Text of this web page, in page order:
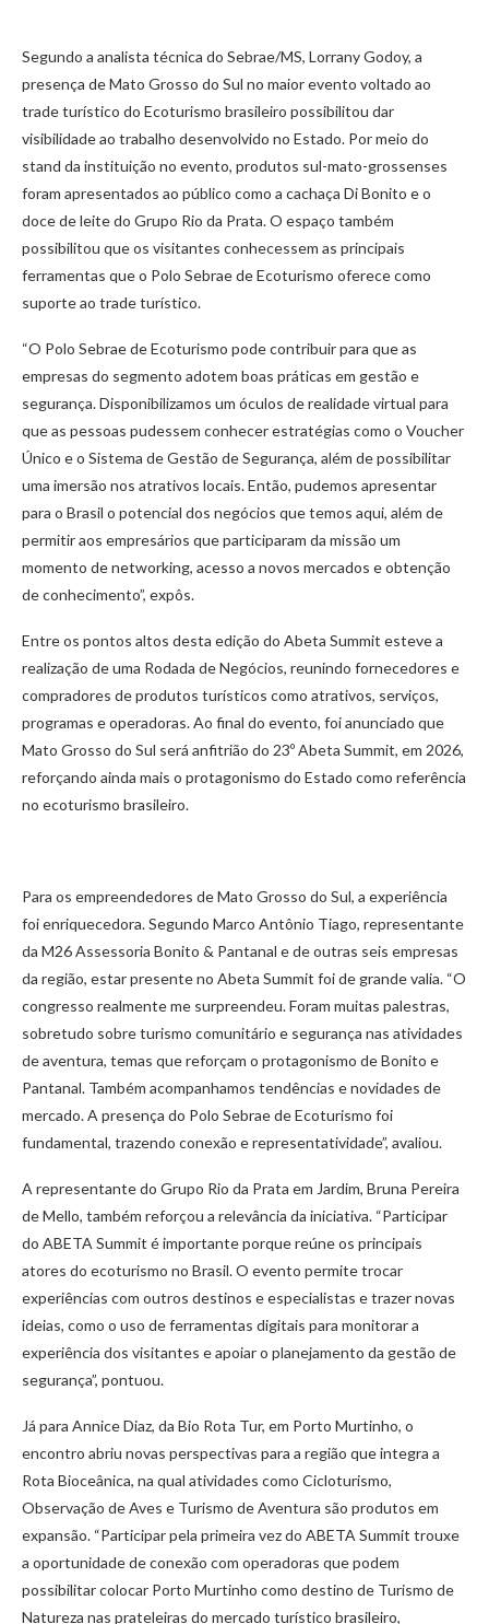
Segundo a analista técnica do Sebrae/MS, Lorrany Godoy, a
presença de Mato Grosso do Sul no maior evento voltado ao
trade turístico do Ecoturismo brasileiro possibilitou dar
visibilidade ao trabalho desenvolvido no Estado. Por meio do
stand da instituição no evento, produtos sul-mato-grossenses
foram apresentados ao público como a cachaça Di Bonito e o
doce de leite do Grupo Rio da Prata. O espaço também
possibilitou que os visitantes conhecessem as principais
ferramentas que o Polo Sebrae de Ecoturismo oferece como
suporte ao trade turístico.
“O Polo Sebrae de Ecoturismo pode contribuir para que as
empresas do segmento adotem boas práticas em gestão e
segurança. Disponibilizamos um óculos de realidade virtual para
que as pessoas pudessem conhecer estratégias como o Voucher
Único e o Sistema de Gestão de Segurança, além de possibilitar
uma imersão nos atrativos locais. Então, pudemos apresentar
para o Brasil o potencial dos negócios que temos aqui, além de
permitir aos empresários que participaram da missão um
momento de networking, acesso a novos mercados e obtenção
de conhecimento”, expôs.
Entre os pontos altos desta edição do Abeta Summit esteve a
realização de uma Rodada de Negócios, reunindo fornecedores e
compradores de produtos turísticos como atrativos, serviços,
programas e operadoras. Ao final do evento, foi anunciado que
Mato Grosso do Sul será anfitrião do 23º Abeta Summit, em 2026,
reforçando ainda mais o protagonismo do Estado como referência
no ecoturismo brasileiro.
Para os empreendedores de Mato Grosso do Sul, a experiência
foi enriquecedora. Segundo Marco Antônio Tiago, representante
da M26 Assessoria Bonito & Pantanal e de outras seis empresas
da região, estar presente no Abeta Summit foi de grande valia. “O
congresso realmente me surpreendeu. Foram muitas palestras,
sobretudo sobre turismo comunitário e segurança nas atividades
de aventura, temas que reforçam o protagonismo de Bonito e
Pantanal. Também acompanhamos tendências e novidades de
mercado. A presença do Polo Sebrae de Ecoturismo foi
fundamental, trazendo conexão e representatividade”, avaliou.
A representante do Grupo Rio da Prata em Jardim, Bruna Pereira
de Mello, também reforçou a relevância da iniciativa. “Participar
do ABETA Summit é importante porque reúne os principais
atores do ecoturismo no Brasil. O evento permite trocar
experiências com outros destinos e especialistas e trazer novas
ideias, como o uso de ferramentas digitais para monitorar a
experiência dos visitantes e apoiar o planejamento da gestão de
segurança”, pontuou.
Já para Annice Diaz, da Bio Rota Tur, em Porto Murtinho, o
encontro abriu novas perspectivas para a região que integra a
Rota Bioceânica, na qual atividades como Cicloturismo,
Observação de Aves e Turismo de Aventura são produtos em
expansão. “Participar pela primeira vez do ABETA Summit trouxe
a oportunidade de conexão com operadoras que podem
possibilitar colocar Porto Murtinho como destino de Turismo de
Natureza nas prateleiras do mercado turístico brasileiro,